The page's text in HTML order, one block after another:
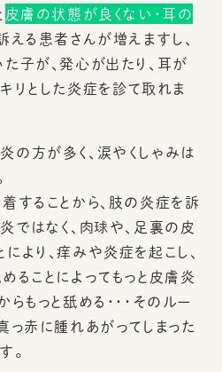
皮膚の状態が良くない・耳の
える患者さんが増えますし、
子が、発心が出たり、耳が
リとした炎症を診て取れま
方が多く、涙やくしゃみは
することから、肢の炎症を訴
ではなく、肉球や、足裏の皮
より、痒みや炎症を起こし、
ることによってもっと皮膚炎
もっと舐める・・・そのルー
っ赤に腫れあがってしまった
。